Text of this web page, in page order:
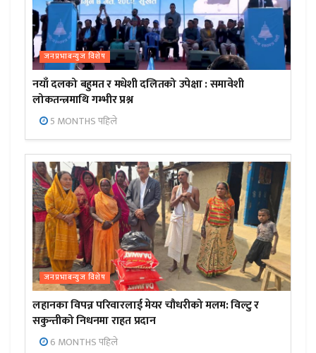
जनप्रभाबन्युज विशेष
नयाँ दलको बहुमत र मधेशी दलितको उपेक्षा : समावेशी
लोकतन्त्रमाथि गम्भीर प्रश्न
5 MONTHS पहिले
जनप्रभाबन्युज विशेष
लहानका विपन्न परिवारलाई मेयर चौधरीको मलम: विल्टु र
सकुन्तीको निधनमा राहत प्रदान
6 MONTHS पहिले